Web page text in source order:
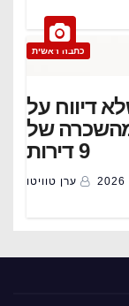
כתבה ראשית
דיווח על
₪ מהשכרה של
9 דירות
ערן טוויטו